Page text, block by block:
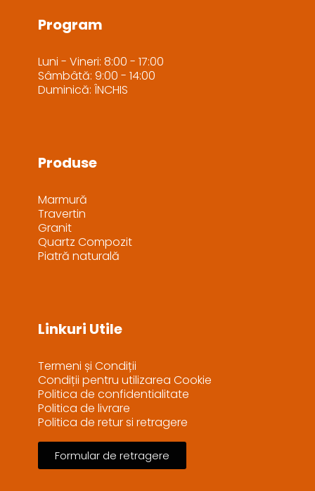
Program
Luni - Vineri: 8:00 - 17:00
Sâmbâtă: 9:00 - 14:00
Duminică: ÎNCHIS
Produse
Marmură
Travertin
Granit
Quartz Compozit
Piatră naturală
Linkuri Utile
Termeni și Condiții
Condiții pentru utilizarea Cookie
Politica de confidentialitate
Politica de livrare
Politica de retur si retragere
Formular de retragere